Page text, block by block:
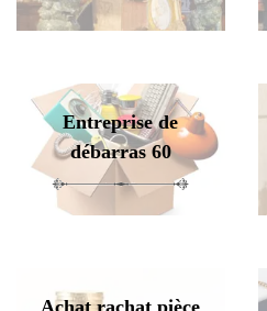
Entreprise de
débarras 60
Achat rachat pièce